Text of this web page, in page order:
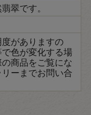
翠です。
がありますの
色が変化する場
商品をご覧にな
ーまでお問い合